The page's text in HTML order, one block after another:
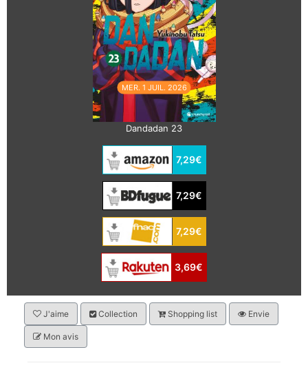
MER. 1 JUIL. 2026
Dandadan 23
7,29€
7,29€
7,29€
3,69€
J'aime Collection Shopping list Envie
Mon avis